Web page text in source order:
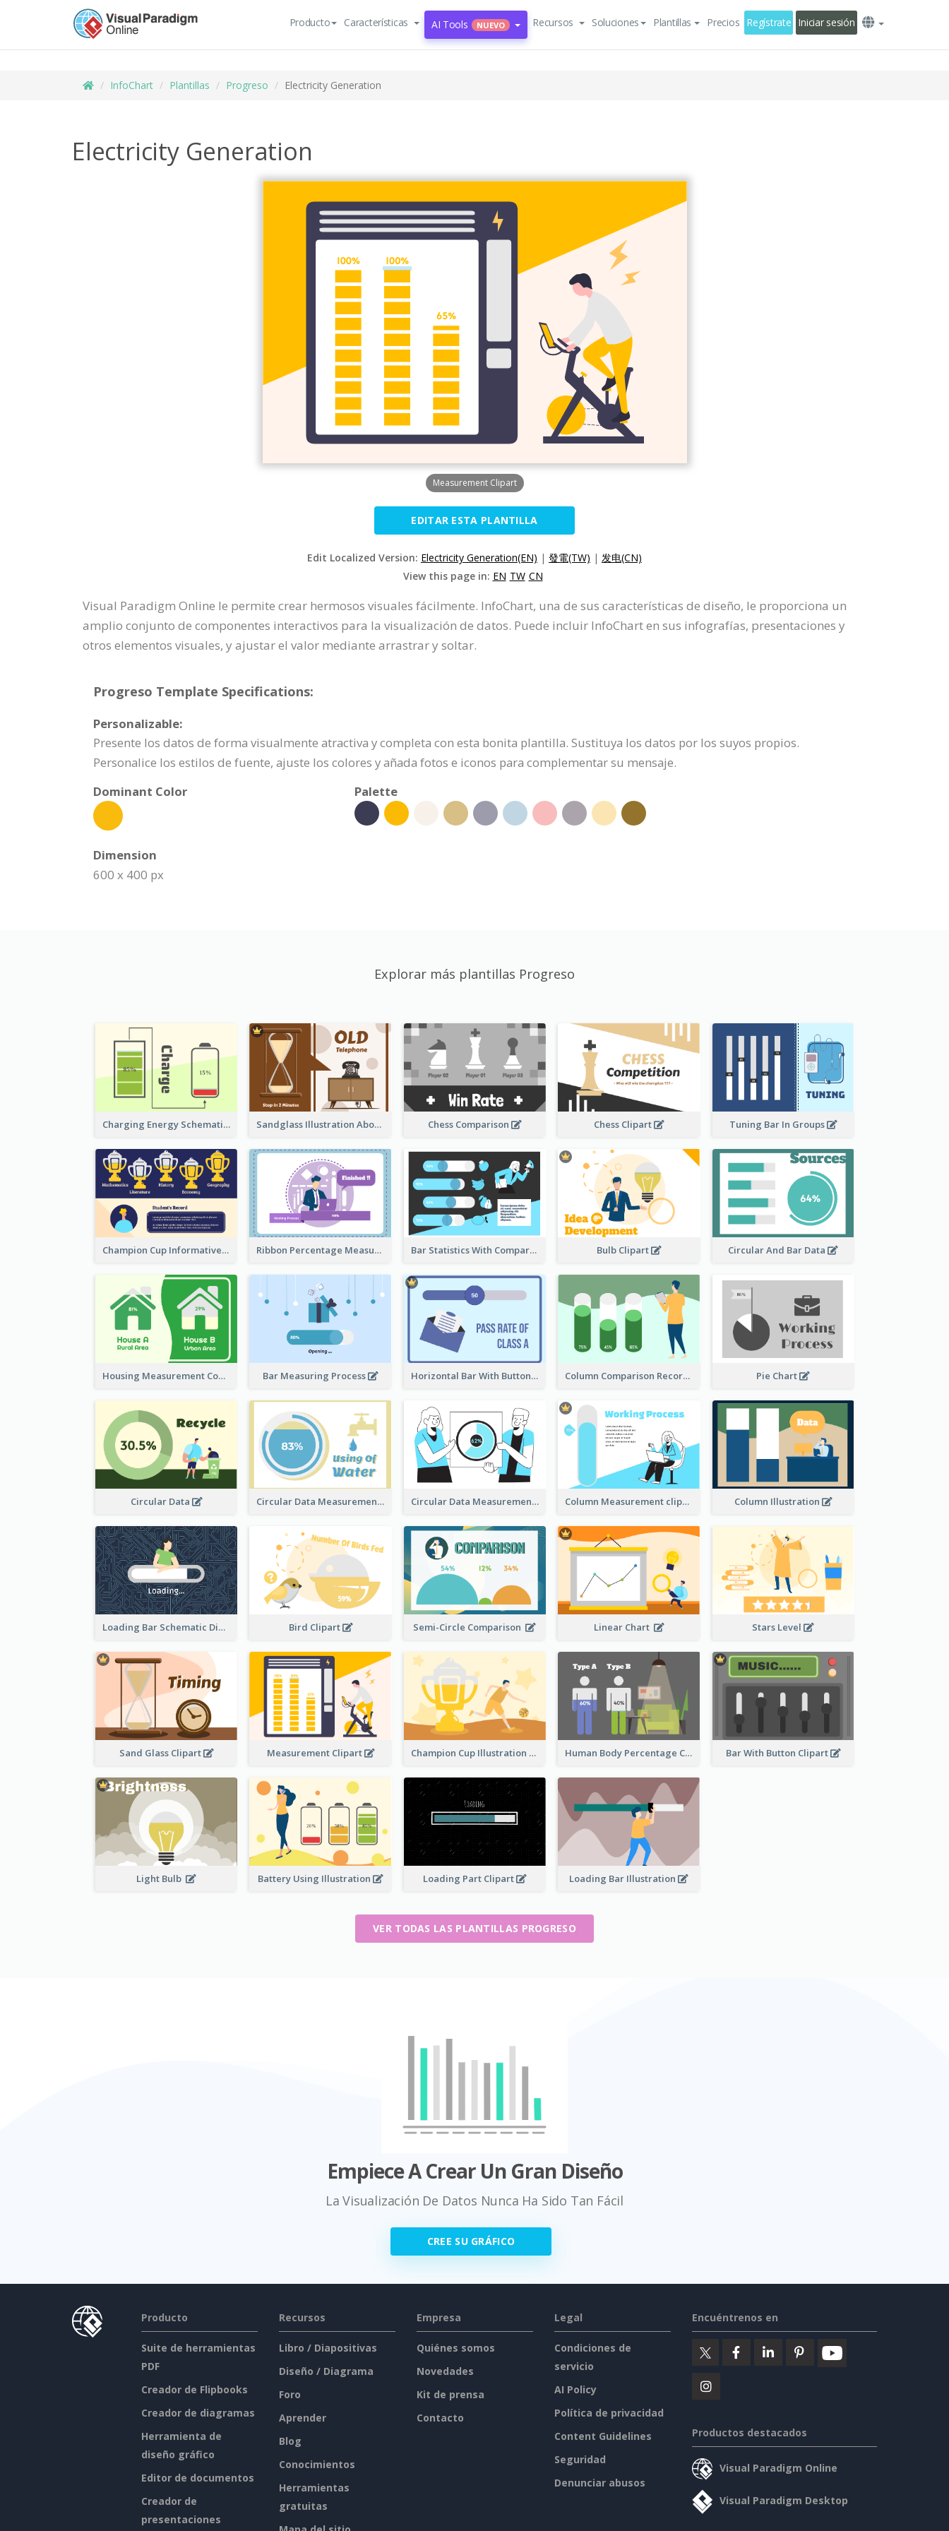
Producto Características AI Tools NUEVO Recursos Soluciones Plantillas Precios Regístrate Iniciar sesión
InfoChart Plantillas Progreso Electricity Generation
Electricity Generation
Measurement Clipart
EDITAR ESTA PLANTILLA
Edit Localized Version: Electricity Generation(EN) | 發電(TW) | 发电(CN)
View this page in: EN TW CN
Visual Paradigm Online le permite crear hermosos visuales fácilmente. InfoChart, una de sus características de diseño, le proporciona un
amplio conjunto de componentes interactivos para la visualización de datos. Puede incluir InfoChart en sus infografías, presentaciones y
otros elementos visuales, y ajustar el valor mediante arrastrar y soltar.
Progreso Template Specifications:
Personalizable:
Presente los datos de forma visualmente atractiva y completa con esta bonita plantilla. Sustituya los datos por los suyos propios.
Personalice los estilos de fuente, ajuste los colores y añada fotos e iconos para complementar su mensaje.
Dominant Color
Palette
Dimension
600 x 400 px
Explorar más plantillas Progreso
Charging Energy Schematic Diagram Sandglass Illustration About Telephone Chess Comparison Chess Clipart Tuning Bar In Groups
Champion Cup Informative Record Ribbon Percentage Measurement Bar Statistics With Comparison Bulb Clipart Circular And Bar Data
Housing Measurement Comparison Bar Measuring Process Horizontal Bar With Button Column Comparison Record Pie Chart
Circular Data Circular Data Measurement Circular Data Measurement Column Measurement clipart Column Illustration
Loading Bar Schematic Diagram Bird Clipart Semi-Circle Comparison Linear Chart Stars Level
Sand Glass Clipart Measurement Clipart Champion Cup Illustration Human Body Percentage Comparison Bar With Button Clipart
Light Bulb Battery Using Illustration Loading Part Clipart Loading Bar Illustration
VER TODAS LAS PLANTILLAS PROGRESO
Empiece A Crear Un Gran Diseño
La Visualización De Datos Nunca Ha Sido Tan Fácil
CREE SU GRÁFICO
Producto
Suite de herramientas
PDF
Creador de Flipbooks
Creador de diagramas
Herramienta de
diseño gráfico
Editor de documentos
Creador de
presentaciones
Recursos
Libro / Diapositivas
Diseño / Diagrama
Foro
Aprender
Blog
Conocimientos
Herramientas
gratuitas
Empresa
Quiénes somos
Novedades
Kit de prensa
Contacto
Legal
Condiciones de
servicio
AI Policy
Política de privacidad
Content Guidelines
Seguridad
Denunciar abusos
Encuéntrenos en
Productos destacados
Visual Paradigm Online
Visual Paradigm Desktop